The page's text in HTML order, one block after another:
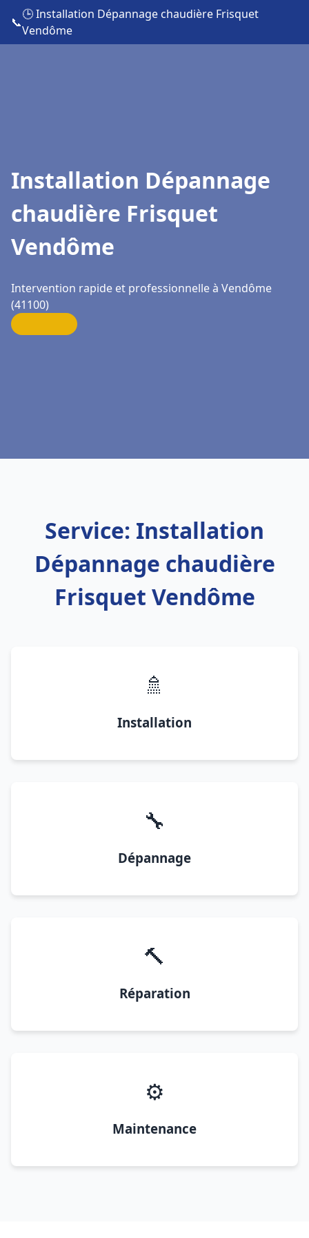
📞
🕒 Installation Dépannage chaudière Frisquet
Vendôme
Installation Dépannage
chaudière Frisquet
Vendôme
Intervention rapide et professionnelle à Vendôme
(41100)
Service: Installation
Dépannage chaudière
Frisquet Vendôme
🚿
Installation
🔧
Dépannage
🔨
Réparation
⚙️
Maintenance